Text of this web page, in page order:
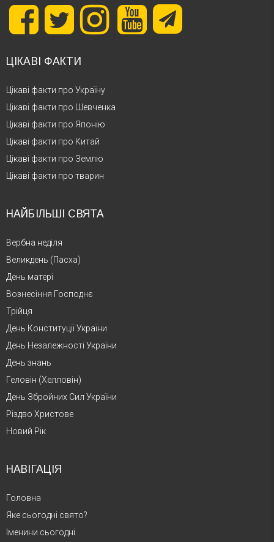
ЦІКАВІ ФАКТИ
Цікаві факти про Україну
Цікаві факти про Шевченка
Цікаві факти про Японію
Цікаві факти про Китай
Цікаві факти про Землю
Цікаві факти про тварин
НАЙБІЛЬШІ СВЯТА
Вербна неділя
Великдень (Пасха)
День матері
Вознесіння Господнє
Трійця
День Конституції України
День Незалежності України
День знань
Геловін (Хелловін)
День Збройних Сил України
Різдво Христове
Новий Рік
НАВІГАЦІЯ
Головна
Яке сьогодні свято?
Іменини сьогодні